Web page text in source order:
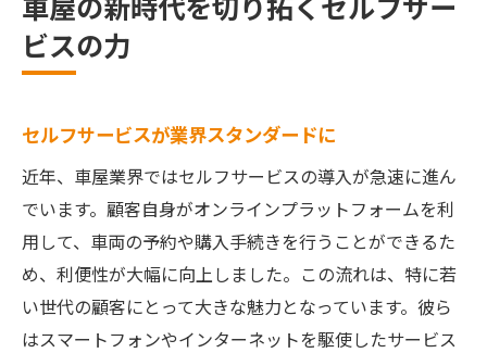
ビスの力
セルフサービスが業界スタンダードに
近年、車屋業界ではセルフサービスの導入が急速に進ん
でいます。顧客自身がオンラインプラットフォームを利
用して、車両の予約や購入手続きを行うことができるた
め、利便性が大幅に向上しました。この流れは、特に若
い世代の顧客にとって大きな魅力となっています。彼ら
はスマートフォンやインターネットを駆使したサービス